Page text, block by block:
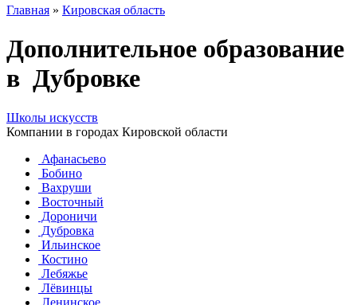
Главная » Кировская область
Дополнительное образование
в Дубровке
Школы искусств
Компании в городах Кировской области
Афанасьево
Бобино
Вахруши
Восточный
Дороничи
Дубровка
Ильинское
Костино
Лебяжье
Лёвинцы
Ленинское